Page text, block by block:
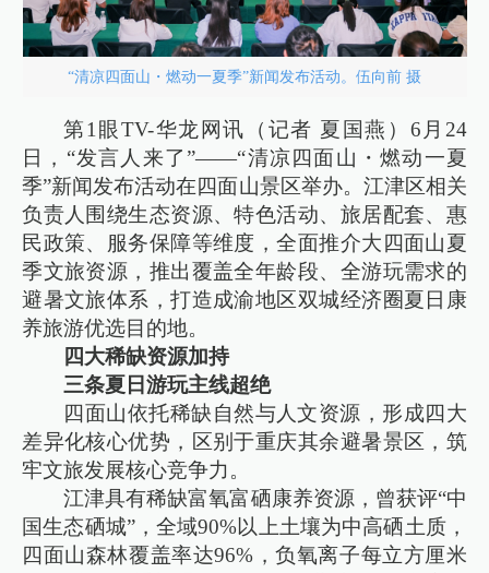
“清凉四面山・燃动一夏季”新闻发布活动。伍向前 摄
第1眼TV-华龙网讯（记者 夏国燕）6月24
日，“发言人来了”——“清凉四面山・燃动一夏
季”新闻发布活动在四面山景区举办。江津区相关
负责人围绕生态资源、特色活动、旅居配套、惠
民政策、服务保障等维度，全面推介大四面山夏
季文旅资源，推出覆盖全年龄段、全游玩需求的
避暑文旅体系，打造成渝地区双城经济圈夏日康
养旅游优选目的地。
四大稀缺资源加持
三条夏日游玩主线超绝
四面山依托稀缺自然与人文资源，形成四大
差异化核心优势，区别于重庆其余避暑景区，筑
牢文旅发展核心竞争力。
江津具有稀缺富氧富硒康养资源，曾获评“中
国生态硒城”，全域90%以上土壤为中高硒土质，
四面山森林覆盖率达96%，负氧离子每立方厘米